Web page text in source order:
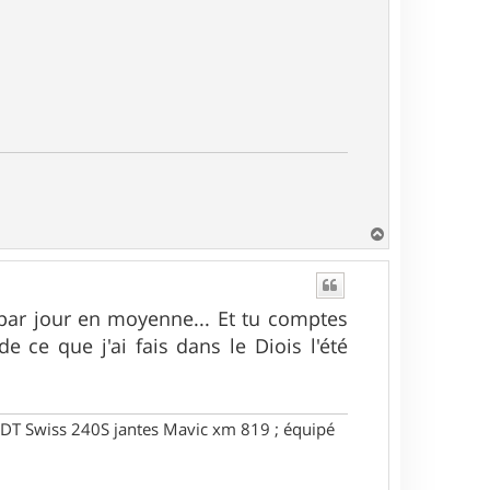
a
jour en moyenne... Et tu comptes
ce que j'ai fais dans le Diois l'été
Swiss 240S jantes Mavic xm 819 ; équipé